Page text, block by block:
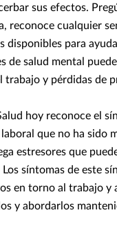
sus efectos.
reconoce cualquier
disponibles para
de salud mental
trabajo y pérdidas de
hoy reconoce el
que no ha sido
estresores que
síntomas de este
en torno al trabajo y
y abordarlos